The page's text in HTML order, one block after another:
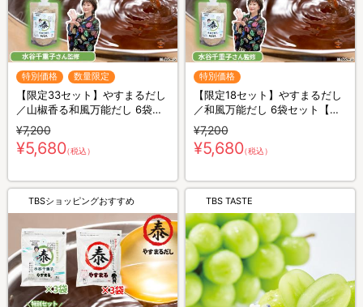
特別価格 数量限定
【限定33セット】やすまるだし
／山椒香る和風万能だし 6袋セ
ット【特別セット】ふりかける
山椒香る和風万能だし 100g／
水谷千重子さん監修
¥7,200
¥5,680（税込）
特別価格
【限定18セット】やすまるだし
／和風万能だし 6袋セット【特
別セット】ふりかける山椒香る
和風万能だし 100g／水谷千重
子さん監修
¥7,200
¥5,680（税込）
TBSショッピングおすすめ TBS TASTE